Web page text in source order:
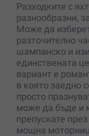
Разходките с
разнообразни,
Може да
разточително
шампанско и
единствената
вариант е
в която заедно
просто
може да бъде и
препускате
мощна